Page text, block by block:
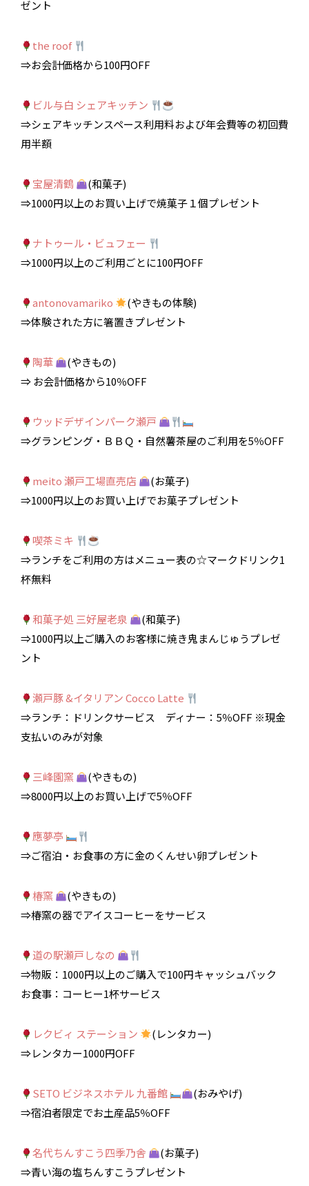
ゼント
the roof
⇒お会計価格から100円OFF
ビル与白 シェアキッチン
⇒シェアキッチンスペース利用料および年会費等の初回費
用半額
宝屋清鶴
(和菓子)
⇒1000円以上のお買い上げで焼菓子１個プレゼント
ナトゥール・ビュフェー
⇒1000円以上のご利用ごとに100円OFF
antonovamariko
(やきもの体験)
⇒体験された方に箸置きプレゼント
陶華
(やきもの)
⇒ お会計価格から10％OFF
ウッドデザインパーク瀬戸
⇒グランピング・ＢＢＱ・自然薯茶屋のご利用を5％OFF
meito 瀬戸工場直売店
(お菓子)
⇒1000円以上のお買い上げでお菓子プレゼント
喫茶ミキ
⇒ランチをご利用の方はメニュー表の☆マークドリンク1
杯無料
和菓子処 三好屋老泉
(和菓子)
⇒1000円以上ご購入のお客様に焼き鬼まんじゅうプレゼ
ント
瀬戸豚 &イタリアン Cocco Latte
⇒ランチ：ドリンクサービス ディナー：5％OFF ※現金
支払いのみが対象
三峰園窯
(やきもの)
⇒8000円以上のお買い上げで5％OFF
應夢亭
⇒ご宿泊・お食事の方に金のくんせい卵プレゼント
椿窯
(やきもの)
⇒椿窯の器でアイスコーヒーをサービス
道の駅瀬戸しなの
⇒物販：1000円以上のご購入で100円キャッシュバック
お食事：コーヒー1杯サービス
レクビィ ステーション
(レンタカー)
⇒レンタカー1000円OFF
SETO ビジネスホテル 九番館
(おみやげ)
⇒宿泊者限定でお土産品5％OFF
名代ちんすこう四季乃舎
(お菓子)
⇒青い海の塩ちんすこうプレゼント